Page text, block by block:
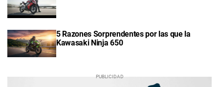
5 Razones Sorprendentes por las que la
Kawasaki Ninja 650